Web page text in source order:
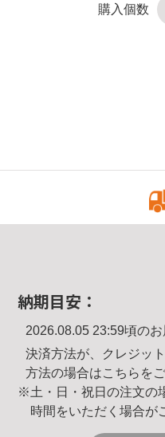
購入個数
納期目安：
2026.08.05 23:59頃のお
決済方法が、クレジッ
方法の場合はこちら を
※土・日・祝日の注文の
時間をいただく場合が